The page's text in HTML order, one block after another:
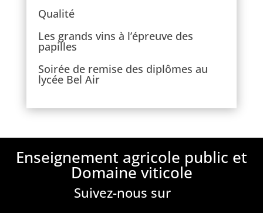
Qualité
Les grands vins à l’épreuve des
papilles
Soirée de remise des diplômes au
lycée Bel Air
Enseignement agricole public et
Domaine viticole
Suivez-nous sur